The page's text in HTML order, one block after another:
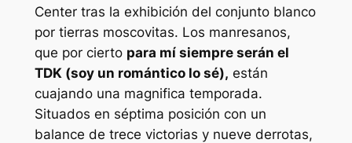
Center tras la exhibición del conjunto blanco
por tierras moscovitas. Los manresanos,
que por cierto para mí siempre serán el
TDK (soy un romántico lo sé), están
cuajando una magnifica temporada.
Situados en séptima posición con un
balance de trece victorias y nueve derrotas,